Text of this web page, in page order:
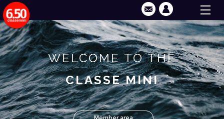
WELCOME TO THE
CLASSE MINI